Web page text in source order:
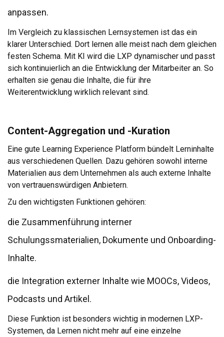
anpassen.
Im Vergleich zu klassischen Lernsystemen ist das ein
klarer Unterschied. Dort lernen alle meist nach dem gleichen
festen Schema. Mit KI wird die LXP dynamischer und passt
sich kontinuierlich an die Entwicklung der Mitarbeiter an. So
erhalten sie genau die Inhalte, die für ihre
Weiterentwicklung wirklich relevant sind.
Content-Aggregation und -Kuration
Eine gute Learning Experience Platform bündelt Lerninhalte
aus verschiedenen Quellen. Dazu gehören sowohl interne
Materialien aus dem Unternehmen als auch externe Inhalte
von vertrauenswürdigen Anbietern.
Zu den wichtigsten Funktionen gehören:
die Zusammenführung interner
Schulungssmaterialien, Dokumente und Onboarding-
Inhalte.
die Integration externer Inhalte wie MOOCs, Videos,
Podcasts und Artikel.
Diese Funktion ist besonders wichtig in modernen LXP-
Systemen, da Lernen nicht mehr auf eine einzelne